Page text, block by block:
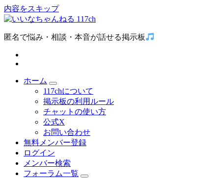
内容をスキップ
匿名で悩み・相談・本音が話せる掲示板
ホーム
117chについて
掲示板の利用ルール
チャットの使い方
公式X
お問い合わせ
無料メンバー登録
ログイン
メンバー検索
フォーラム一覧